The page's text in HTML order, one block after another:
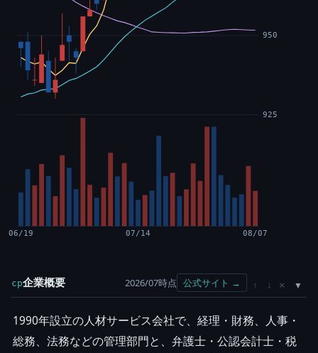
925
950
06/19 07/14 08/07
cp企業概要 2026/07時点 公式サイト → ↑ ↓ ×
1990年設立の人材サービス会社で、経理・財務、人事・
総務、法務などの管理部門と、弁護士・公認会計士・税